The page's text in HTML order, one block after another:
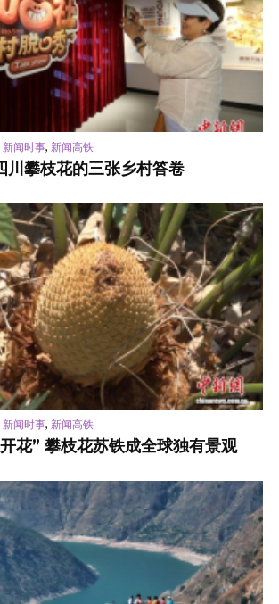
新闻时事, 新闻高铁
川攀枝花的三张乡村答卷
新闻时事, 新闻高铁
花” 攀枝花苏铁成全球独有景观